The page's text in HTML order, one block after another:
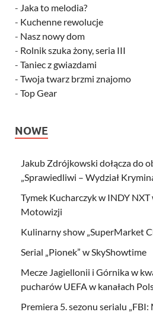
- Jaka to melodia?
- Kuchenne rewolucje
- Nasz nowy dom
- Rolnik szuka żony, seria III
- Taniec z gwiazdami
- Twoja twarz brzmi znajomo
- Top Gear
NOWE
Jakub Zdrójkowski dołącza do
„Sprawiedliwi – Wydział
Tymek Kucharczyk w INDY
Motowizji
Kulinarny show „SuperMarket
Serial „Pionek” w SkyShowtime
Mecze Jagiellonii i Górnika w
pucharów UEFA w kanałach
Premiera 5. sezonu serialu